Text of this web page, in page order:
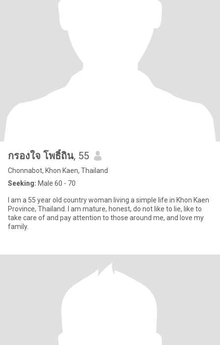
กรองใจ โพธิ์ถิน, 55
Chonnabot, Khon Kaen, Thailand
Seeking: Male 60 - 70
I am a 55 year old country woman living a simple life in Khon Kaen
Province, Thailand. I am mature, honest, do not like to lie, like to
take care of and pay attention to those around me, and love my
family.